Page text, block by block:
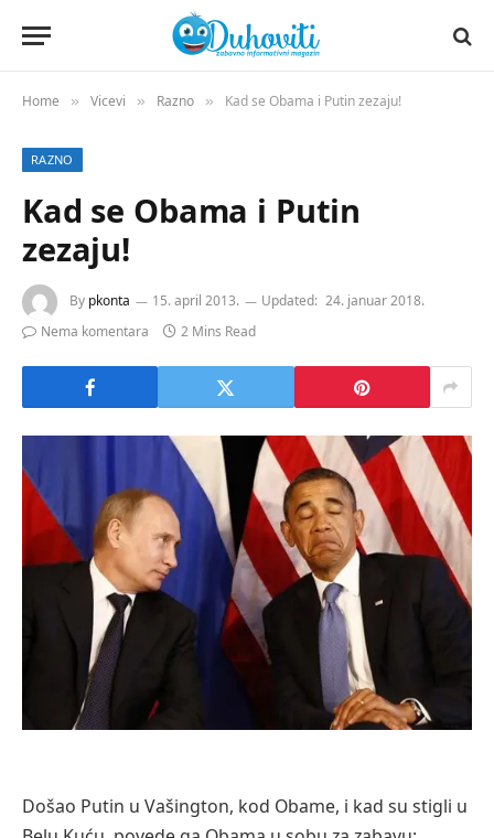
Home » Vicevi » Razno » Kad se Obama i Putin zezaju!
RAZNO
Kad se Obama i Putin
zezaju!
By pkonta 15. april 2013. Updated: 24. januar 2018.
Nema komentara
2 Mins Read
Došаo Putin u Vаšington, kod Obаme, i kаd su stigli u